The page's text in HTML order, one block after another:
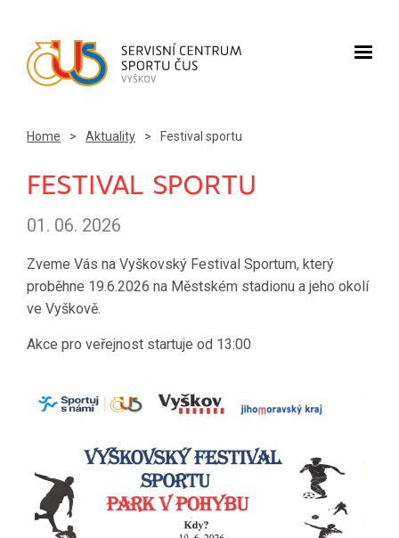
Home > Aktuality > Festival sportu
FESTIVAL SPORTU
01. 06. 2026
Zveme Vás na Vyškovský Festival Sportum, který
proběhne 19.6.2026 na Městském stadionu a jeho okolí
ve Vyškově.
Akce pro veřejnost startuje od 13:00